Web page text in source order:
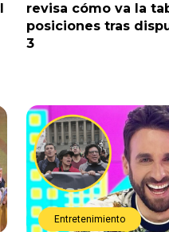
revisa cómo va la
posiciones tras
3
Entretenimiento